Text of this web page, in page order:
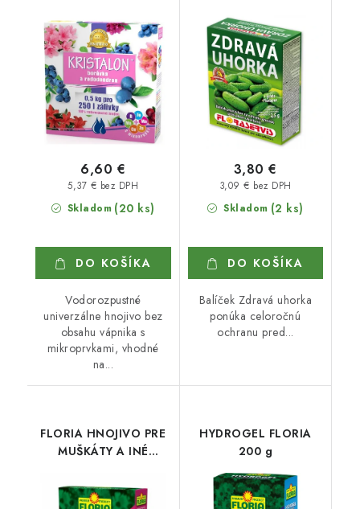
500g
Skladom (20 ks)
5,37 € bez DPH
6,60 €
DO KOŠÍKA
Vodorozpustné
univerzálne hnojivo bez
obsahu vápnika s
mikroprvkami, vhodné
na...
Skladom (2 ks)
3,09 € bez DPH
3,80 €
DO KOŠÍKA
Balíček Zdravá uhorka
ponúka celoročnú
ochranu pred...
FLORIA HNOJIVO PRE
MUŠKÁTY A INÉ
HYDROGEL FLORIA
200 g